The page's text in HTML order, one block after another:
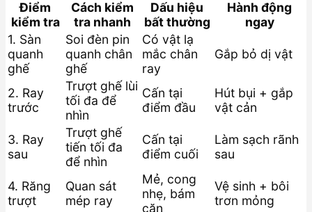
Điểm
kiểm tra
Cách kiểm
tra nhanh
Dấu hiệu
bất thường
Hành động
ngay
1. Sàn
quanh
ghế
Soi đèn pin
quanh chân
ghế
Có vật lạ
mắc chân
ray
Gắp bỏ dị vật
2. Ray
trước
Trượt ghế lùi
tối đa để
nhìn
Cấn tại
điểm đầu
Hút bụi + gắp
vật cản
3. Ray
sau
Trượt ghế
tiến tối đa
để nhìn
Cấn tại
điểm cuối
Làm sạch rãnh
sau
4. Răng
trượt
Quan sát
mép ray
Mẻ, cong
nhẹ, bám
cặn
Vệ sinh + bôi
trơn mỏng